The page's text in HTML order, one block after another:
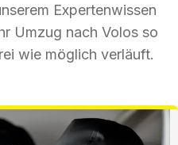
Expertenwissen
Umzug nach Volos so
wie möglich verläuft.